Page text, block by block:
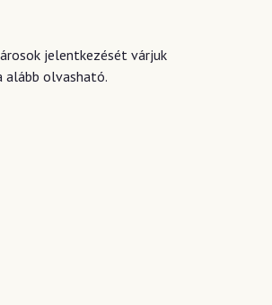
jelentkezését várjuk
alább olvasható.